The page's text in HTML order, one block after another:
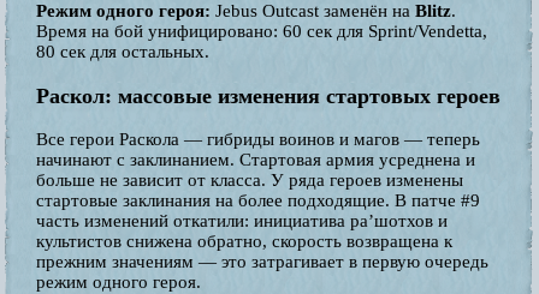
Режим одного героя: Jebus Outcast заменён на Blitz.
Время на бой унифицировано: 60 сек для Sprint/Vendetta,
80 сек для остальных.
Раскол: массовые изменения стартовых героев
Все герои Раскола — гибриды воинов и магов — теперь
начинают с заклинанием. Стартовая армия усреднена и
больше не зависит от класса. У ряда героев изменены
стартовые заклинания на более подходящие. В патче #9
часть изменений откатили: инициатива ра’шотхов и
культистов снижена обратно, скорость возвращена к
прежним значениям — это затрагивает в первую очередь
режим одного героя.